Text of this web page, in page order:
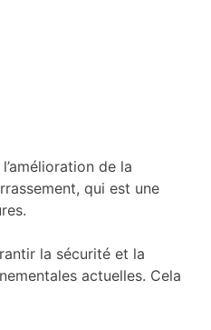
de la
qui est une
la sécurité et la
actuelles. Cela